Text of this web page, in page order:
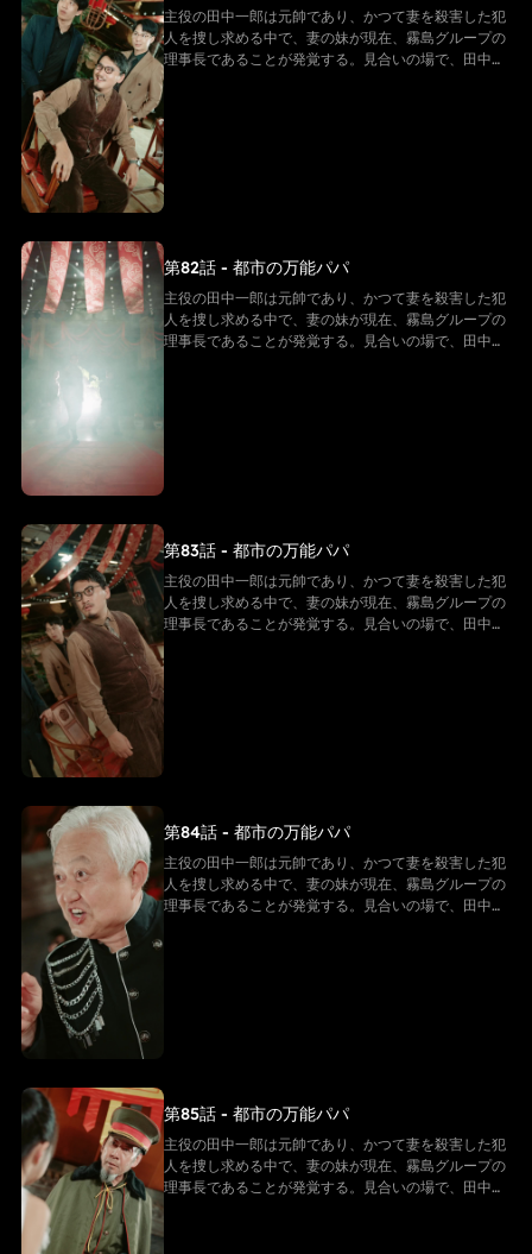
を知った人々は驚きと敬意を抱き、彼の勇敢さと地位を理解する。元帥
として、田中一郎は黙々と奮闘し続け、多くの謎を解き明かしていく。
最後に、田中一郎は自らの身分を公表し、部下を率いて国を守る。 この
物語は、愛と闘いに満ちた壮大なドラマである。
主役の田中一郎は元帥であり、かつて妻を殺害した犯
人を捜し求める中で、妻の妹が現在、霧島グループの
理事長であることが発覚する。見合いの場で、田中一
郎は霧島グループの理事長である山田雪子に出会う。
るが、実は全くの勘違いであることが判明する。子供
は父親が新しい母親を見つけてくれるかどうかに期待
を寄せ、二人は成り行きで偽の夫婦となる。 山田雪子
が田中一郎の亡き妻の妹であるため、田中一郎は彼女
を密かに守り続けている。その間、二人は霧島グルー
そして、長年にわたる秘密がついに明らかになる。田
中一郎が実はかつての伝説的な元帥であったことが判
明するのだ。真実を知った人々は驚きと敬意を抱き、
彼の勇敢さと地位を理解する。元帥として、田中一郎
は黙々と奮闘し続け、多くの謎を解き明かしていく。
第82話 - 都市の万能パパ
主役の田中一郎は元帥であり、かつて妻を殺害した犯
人を捜し求める中で、妻の妹が現在、霧島グループの
理事長であることが発覚する。見合いの場で、田中一
を密かに守り続けている。その間、二人は霧島グルー
そして、長年にわたる秘密がついに明らかになる。田
中一郎が実はかつての伝説的な元帥であったことが判
明するのだ。真実を知った人々は驚きと敬意を抱き、
彼の勇敢さと地位を理解する。元帥として、田中一郎
は黙々と奮闘し続け、多くの謎を解き明かしていく。
最後に、田中一郎は自らの身分を公表し、部下を率い
て国を守る。 この物語は、愛と闘いに満ちた壮大なド
ラマである。
第83話 - 都市の万能パパ
主役の田中一郎は元帥であり、かつて妻を殺害した犯
人を捜し求める中で、妻の妹が現在、霧島グループの
理事長であることが発覚する。見合いの場で、田中一
郎は霧島グループの理事長である山田雪子に出会う。
山田雪子は田中一郎を自分の見合い相手だと勘違いす
るが、実は全くの勘違いであることが判明する。子供
は父親が新しい母親を見つけてくれるかどうかに期待
を密かに守り続けている。その間、二人は霧島グルー
中一郎が実はかつての伝説的な元帥であったことが判
明するのだ。真実を知った人々は驚きと敬意を抱き、
彼の勇敢さと地位を理解する。元帥として、田中一郎
は黙々と奮闘し続け、多くの謎を解き明かしていく。
第84話 - 都市の万能パパ
主役の田中一郎は元帥であり、かつて妻を殺害した犯
人を捜し求める中で、妻の妹が現在、霧島グループの
理事長であることが発覚する。見合いの場で、田中一
そして、長年にわたる秘密がついに明らかになる。田
中一郎が実はかつての伝説的な元帥であったことが判
明するのだ。真実を知った人々は驚きと敬意を抱き、
彼の勇敢さと地位を理解する。元帥として、田中一郎
は黙々と奮闘し続け、多くの謎を解き明かしていく。
第85話 - 都市の万能パパ
主役の田中一郎は元帥であり、かつて妻を殺害した犯
人を捜し求める中で、妻の妹が現在、霧島グループの
理事長であることが発覚する。見合いの場で、田中一